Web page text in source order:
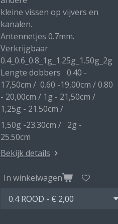
kleine vissen op vijvers en
kanalen.
Antennetjes 0.7mm.
Verkrijgbaar
0.4_0.6_0.8_1g_1.25g_1.50g_2g
Lengte dobbers 0.40 -
17,50cm / 0.60 -19,00cm / 0.80
- 20,00cm / 1g - 21,50cm /
1,25g - 21.50cm /
1,50g -23.30cm / 2g -
25.50cm
Bekijk details
In winkelwagen